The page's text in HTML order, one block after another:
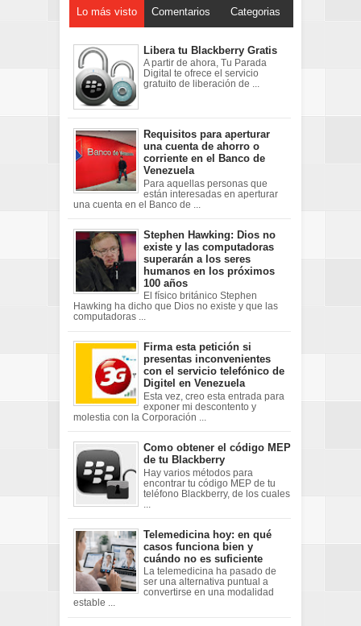
Lo más visto Comentarios Categorias
Libera tu Blackberry Gratis
A partir de ahora, Tu Parada
Digital te ofrece el servicio
gratuito de liberación de ...
Requisitos para aperturar
una cuenta de ahorro o
corriente en el Banco de
Venezuela
Para aquellas personas que
están interesadas en aperturar
una cuenta en el Banco de ...
Stephen Hawking: Dios no
existe y las computadoras
superarán a los seres
humanos en los próximos
100 años
El físico británico Stephen
Hawking ha dicho que Dios no existe y que las
computadoras ...
Firma esta petición si
presentas inconvenientes
con el servicio telefónico de
Digitel en Venezuela
Esta vez, creo esta entrada para
exponer mi descontento y
molestia con la Corporación ...
Como obtener el código MEP
de tu Blackberry
Hay varios métodos para
encontrar tu código MEP de tu
teléfono Blackberry, de los cuales
Telemedicina hoy: en qué
casos funciona bien y
cuándo no es suficiente
La telemedicina ha pasado de
ser una alternativa puntual a
convertirse en una modalidad
estable ...